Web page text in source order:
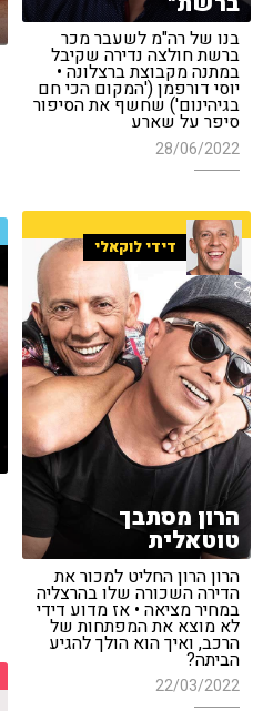
בנו של רה"מ לשעבר מכר
ברשת חולצה נדירה שקיבל
במתנה מקבוצת ברצלונה •
יוסי דורפמן ('המקום הכי חם
בגיהינום') שחשף את הסיפור
סיפר על שארע
28/06/2022
דידי לוקאלי
הרון מסתבך
טוטאלית
הרון הרון החליט למכור את
הדירה השכורה שלו בהרצליה
במחיר מציאה • אז מדוע דידי
לא מוצא את המפתחות של
הרכב, ואיך הוא הולך להגיע
הביתה?
22/03/2022